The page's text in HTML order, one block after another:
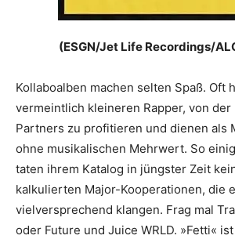
(ESGN/Jet Life Recordings/
Kollaboalben machen selten Spaß. Oft
vermeintlich kleineren Rapper, von der
Partners zu profitieren und dienen als
ohne musikalischen Mehrwert. So
taten ihrem Katalog in jüngster Zeit
kalkulierten Major-Kooperationen, die
vielversprechend klangen. Frag mal
oder Future und Juice WRLD. »Fetti«